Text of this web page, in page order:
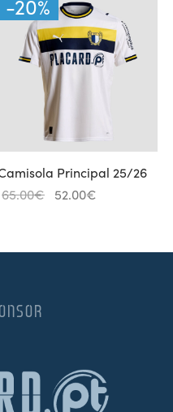
-20%
Principal 25/26
65.00€ O
era:
52.00€
52.00€.